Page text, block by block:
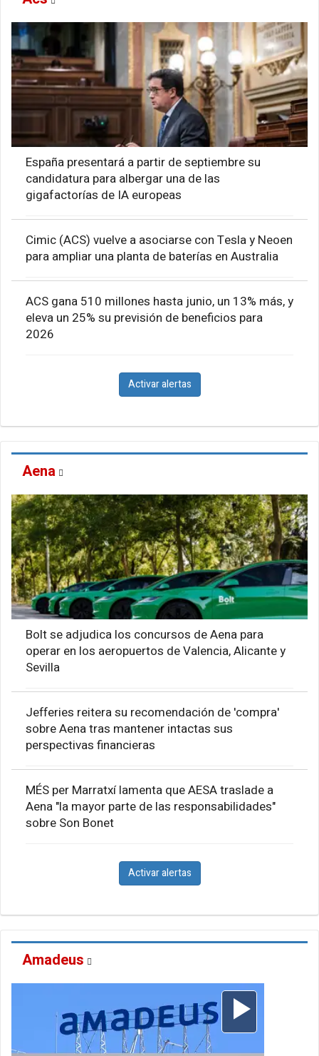
España presentará a partir de septiembre su
candidatura para albergar una de las
gigafactorías de IA europeas
Cimic (ACS) vuelve a asociarse con Tesla y Neoen
para ampliar una planta de baterías en Australia
ACS gana 510 millones hasta junio, un 13% más, y
eleva un 25% su previsión de beneficios para
2026
Activar alertas
Aena
Bolt se adjudica los concursos de Aena para
operar en los aeropuertos de Valencia, Alicante y
Sevilla
Jefferies reitera su recomendación de 'compra'
sobre Aena tras mantener intactas sus
perspectivas financieras
MÉS per Marratxí lamenta que AESA traslade a
Aena "la mayor parte de las responsabilidades"
sobre Son Bonet
Activar alertas
Amadeus